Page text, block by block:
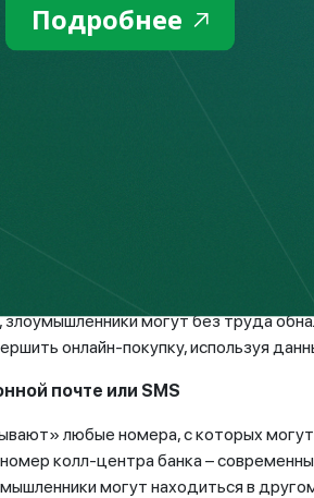
для того, чтобы выйти на
телефон якобы от банка,
разговор. Клиент
«автооответчик» данного
на данные ухищрения с одной целью
платежной карты или счета,
методы социальной
могут без труда
онлайн-покупку, используя
почте или SMS
любые номера, с которых
колл-центра банка –
могут находиться в
Подробнее